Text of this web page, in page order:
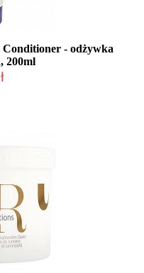
Conditioner - odżywka
200ml